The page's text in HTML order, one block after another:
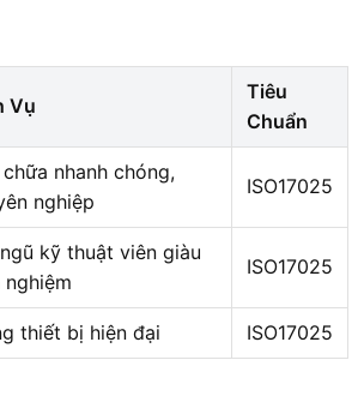
Vụ
Tiêu
Chuẩn
chữa nhanh chóng,
nghiệp
ISO17025
kỹ thuật viên giàu
nghiệm
ISO17025
thiết bị hiện đại ISO17025